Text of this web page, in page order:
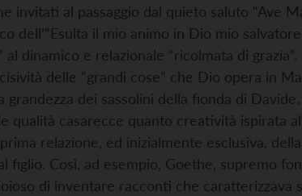
invitati al passaggio dal quieto saluto “Ave
dell’“Esulta il mio animo in Dio mio
al dinamico e relazionale “ricolmata di
delle “grandi cose” che Dio opera in
grandezza dei sassolini della fionda di
qualità casarecce quanto creatività ispirata
relazione, ed inizialmente esclusiva,
figlio. Così, ad esempio, Goethe, supremo
di inventare racconti che caratterizzava